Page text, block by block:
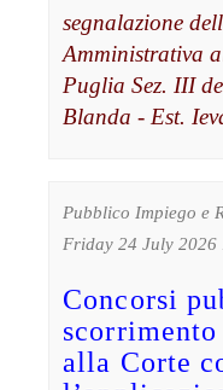
segnalazione
Amministrativa
Puglia Sez. III
Blanda - Est.
Pubblico Impiego e
Friday 24 July 2026
Concorsi
alla Corte